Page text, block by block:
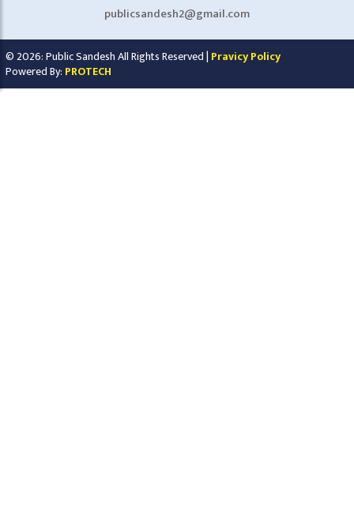
publicsandesh2@gmail.com
© 2026: Public Sandesh All Rights Reserved | Pravicy Policy
Powered By: PROTECH